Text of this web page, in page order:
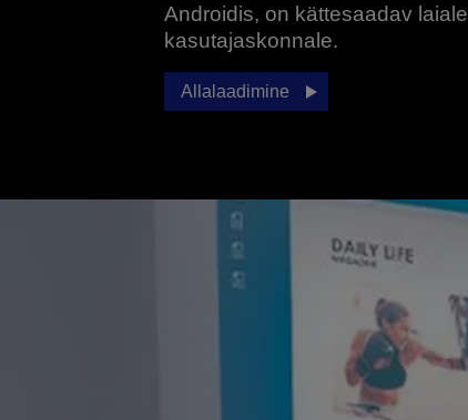
Androidis, on kättesaadav laiale
kasutajaskonnale.
Allalaadimine